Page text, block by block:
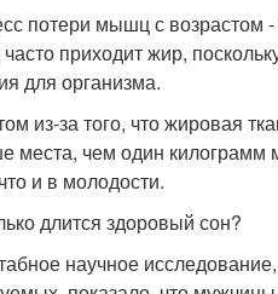
потери мышц с возрастом
приходит жир,
для организма.
из-за того, что жировая
места, чем один
и в молодости.
длится здоровый сон?
научное